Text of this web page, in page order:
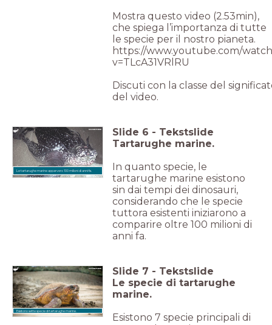
Mostra questo video (2.53min),
che spiega l’importanza di tutte
le specie per il nostro pianeta.
https://www.youtube.com/
v=TLcA31VRlRU
Discuti con la classe del
del video.
Le tartarughe marine apparvero 100 milioni di anni fa.
Slide 6 - Tekstslide
Tartarughe marine.
In quanto specie, le
tartarughe marine esistono
sin dai tempi dei dinosauri,
considerando che le specie
tuttora esistenti iniziarono a
comparire oltre 100 milioni di
anni fa.
Esistono sette specie di tartarughe marine.
Slide 7 - Tekstslide
Le specie di tartarughe
marine.
Esistono 7 specie principali di